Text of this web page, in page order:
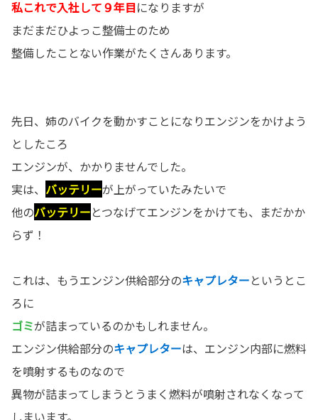
私これで入社して９年目になりますが
まだまだひよっこ整備士のため
整備したことない作業がたくさんあります。
先日、姉のバイクを動かすことになりエンジンをかけよう
としたころ
エンジンが、かかりませんでした。
実は、 バッテリーが上がっていたみたいで
他のバッテリーとつなげてエンジンをかけても、まだかか
らず！
これは、もうエンジン供給部分のキャプレターというとこ
ろに
ゴミが詰まっているのかもしれません。
エンジン供給部分のキャプレターは、エンジン内部に燃料
を噴射するものなので
異物が詰まってしまうとうまく燃料が噴射されなくなって
しまいます。